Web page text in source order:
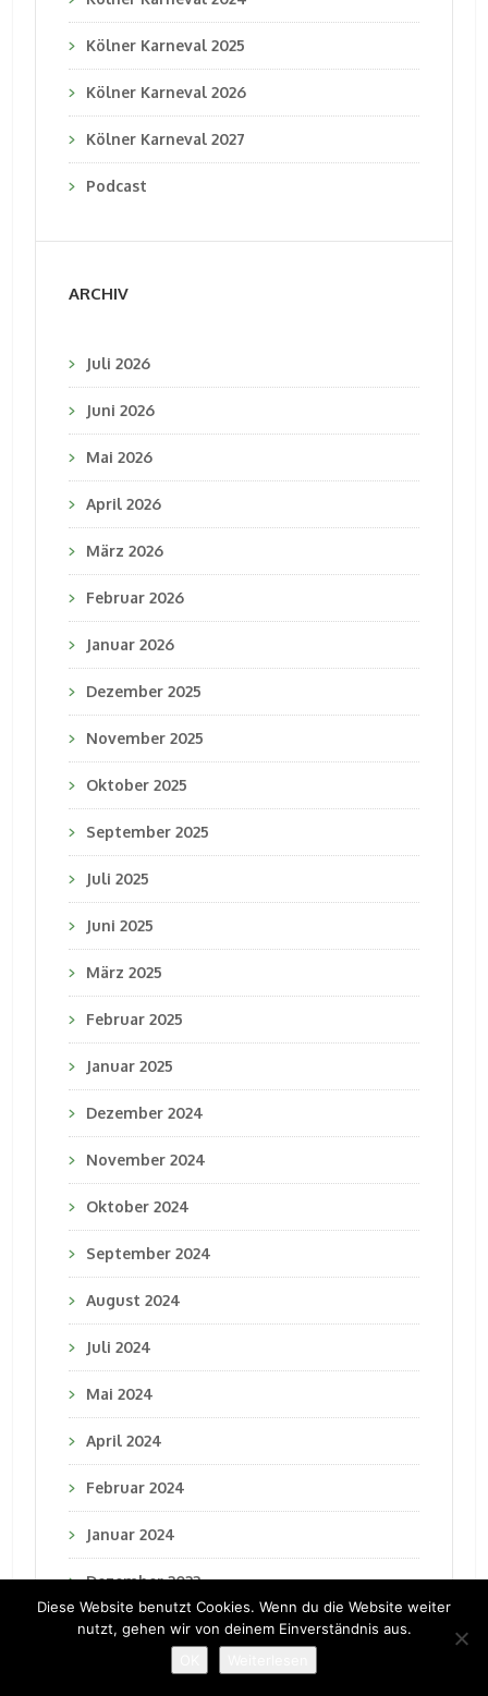
Kölner Karneval 2025
Kölner Karneval 2026
Kölner Karneval 2027
Podcast
ARCHIV
Juli 2026
Juni 2026
Mai 2026
April 2026
März 2026
Februar 2026
Januar 2026
Dezember 2025
November 2025
Oktober 2025
September 2025
Juli 2025
Juni 2025
März 2025
Februar 2025
Januar 2025
Dezember 2024
November 2024
Oktober 2024
September 2024
August 2024
Juli 2024
Mai 2024
April 2024
Februar 2024
Januar 2024
Dezember 2023
November 2023
Oktober 2023
Diese Website benutzt Cookies. Wenn du die Website weiter
nutzt, gehen wir von deinem Einverständnis aus.